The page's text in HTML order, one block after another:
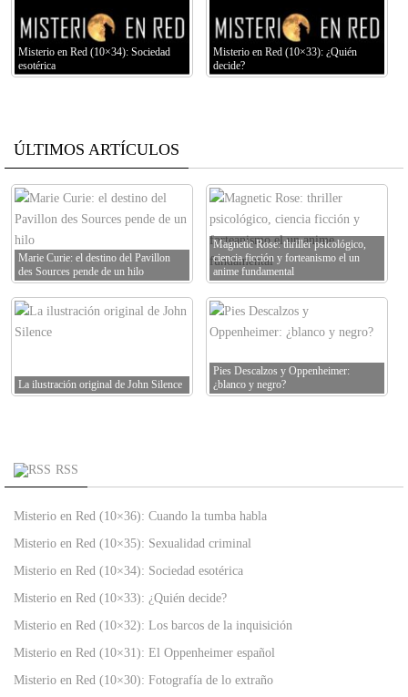
Misterio en Red (10×34): Sociedad
esotérica
Misterio en Red (10×33): ¿Quién
decide?
ÚLTIMOS ARTÍCULOS
Marie Curie: el destino del Pavillon
des Sources pende de un hilo
Magnetic Rose: thriller psicológico,
ciencia ficción y forteanismo el un
anime fundamental
La ilustración original de John Silence
Pies Descalzos y Oppenheimer:
¿blanco y negro?
RSS
Misterio en Red (10×36): Cuando la tumba habla
Misterio en Red (10×35): Sexualidad criminal
Misterio en Red (10×34): Sociedad esotérica
Misterio en Red (10×33): ¿Quién decide?
Misterio en Red (10×32): Los barcos de la inquisición
Misterio en Red (10×31): El Oppenheimer español
Misterio en Red (10×30): Fotografía de lo extraño